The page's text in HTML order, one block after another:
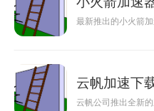
最新推出的小火箭
云帆加速下
云帆公司推出全新